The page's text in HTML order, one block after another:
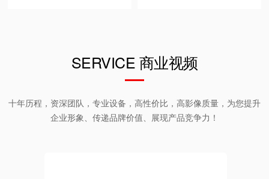
SERVICE 商业视频
十年历程，资深团队，专业设备，高性价比，高影像质量，为您提升
企业形象、传递品牌价值、展现产品竞争力！